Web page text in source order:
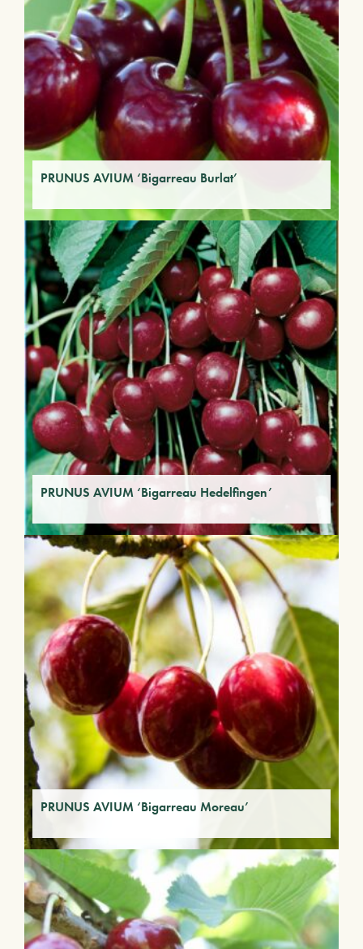
PRUNUS AVIUM ‘Bigarreau Burlat’
PRUNUS AVIUM ‘Bigarreau Hedelfingen’
PRUNUS AVIUM ‘Bigarreau Moreau’